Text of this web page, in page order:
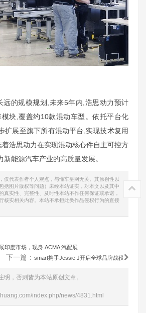
远的规模规划,未来5年内,浩思动力预计
块,覆盖约10款混动车型。依托平台化
扩展至旗下所有混动平台,实现技术复用
浩思动力在实现混动核心件自主可控方
能源汽车产业的高质量发展。
仅代表作者个人观点，与懂车皇网无关。其原创性以
括图片版权等问题）未经本站证实，对本文以及其中
真实性、完整性、及时性本站不作任何保证或承诺，
核实相关内容。本站不承担此类作品侵权行为的直接
印度市场，现身 ACMA 汽配展
下一篇： smart携手Jessie J开启全球品牌战役
明，否则皆为本站原创文章。
index.php/news/4831.html